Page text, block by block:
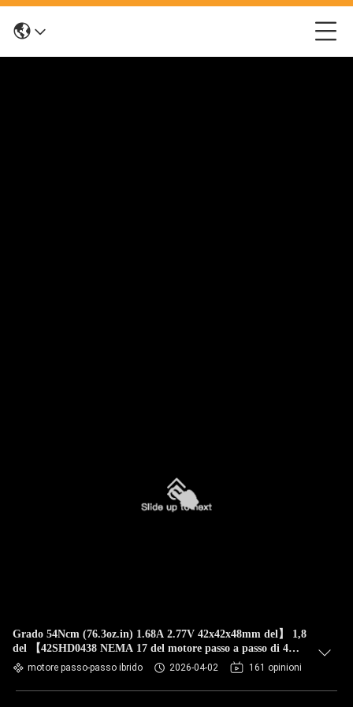
Grado 54Ncm (76.3oz.in) 1.68A 2.77V 42x42x48mm del】 1,8
del 【42SHD0438 NEMA 17 del motore passo a passo di 4
cavi bipolare
motore passo-passo ibrido 2026-04-02 161 opinioni